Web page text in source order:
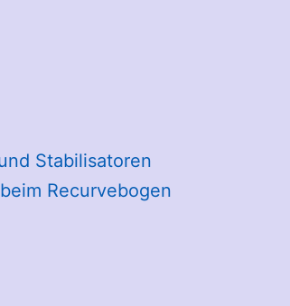
Stabilisatoren
Recurvebogen